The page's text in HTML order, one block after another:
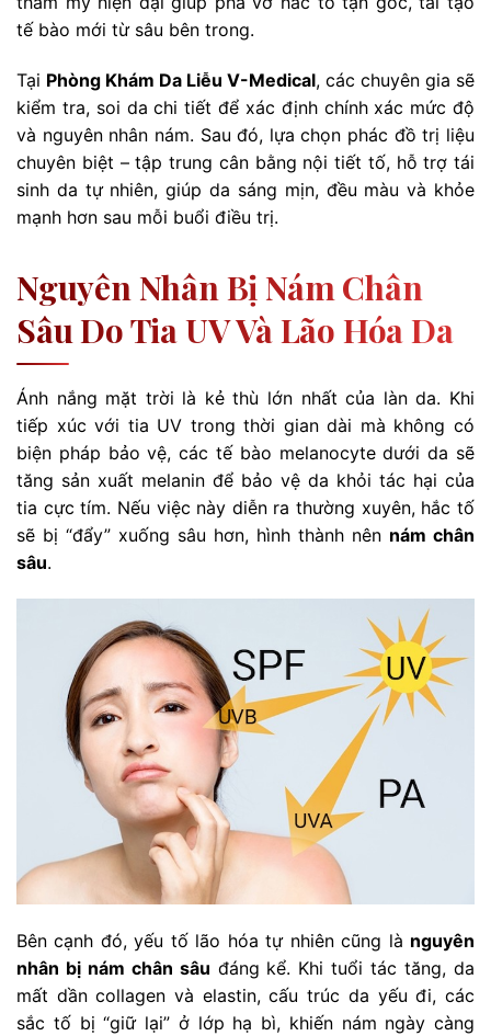
tế bào mới từ sâu bên trong.
Tại Phòng Khám Da Liễu V-Medical, các chuyên gia sẽ
kiểm tra, soi da chi tiết để xác định chính xác mức độ
và nguyên nhân nám. Sau đó, lựa chọn phác đồ trị liệu
chuyên biệt – tập trung cân bằng nội tiết tố, hỗ trợ tái
sinh da tự nhiên, giúp da sáng mịn, đều màu và khỏe
mạnh hơn sau mỗi buổi điều trị.
Nguyên Nhân Bị Nám Chân
Sâu Do Tia UV Và Lão Hóa Da
Ánh nắng mặt trời là kẻ thù lớn nhất của làn da. Khi
tiếp xúc với tia UV trong thời gian dài mà không có
biện pháp bảo vệ, các tế bào melanocyte dưới da sẽ
tăng sản xuất melanin để bảo vệ da khỏi tác hại của
tia cực tím. Nếu việc này diễn ra thường xuyên, hắc tố
sẽ bị “đẩy” xuống sâu hơn, hình thành nên nám chân
sâu.
Bên cạnh đó, yếu tố lão hóa tự nhiên cũng là nguyên
nhân bị nám chân sâu đáng kể. Khi tuổi tác tăng, da
mất dần collagen và elastin, cấu trúc da yếu đi, các
sắc tố bị “giữ lại” ở lớp hạ bì, khiến nám ngày càng